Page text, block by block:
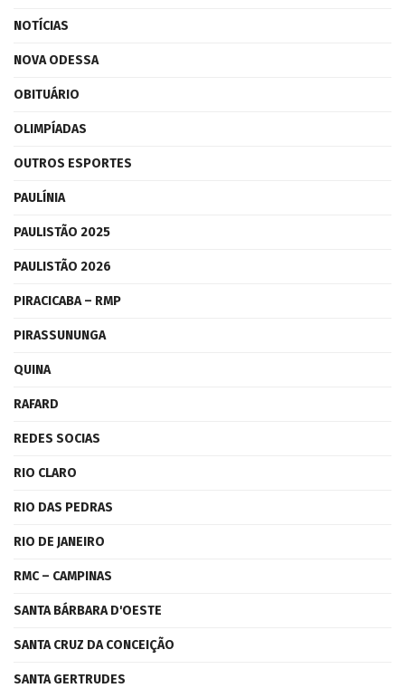
NOTÍCIAS
NOVA ODESSA
OBITUÁRIO
OLIMPÍADAS
OUTROS ESPORTES
PAULÍNIA
PAULISTÃO 2025
PAULISTÃO 2026
PIRACICABA – RMP
PIRASSUNUNGA
QUINA
RAFARD
REDES SOCIAS
RIO CLARO
RIO DAS PEDRAS
RIO DE JANEIRO
RMC – CAMPINAS
SANTA BÁRBARA D'OESTE
SANTA CRUZ DA CONCEIÇÃO
SANTA GERTRUDES